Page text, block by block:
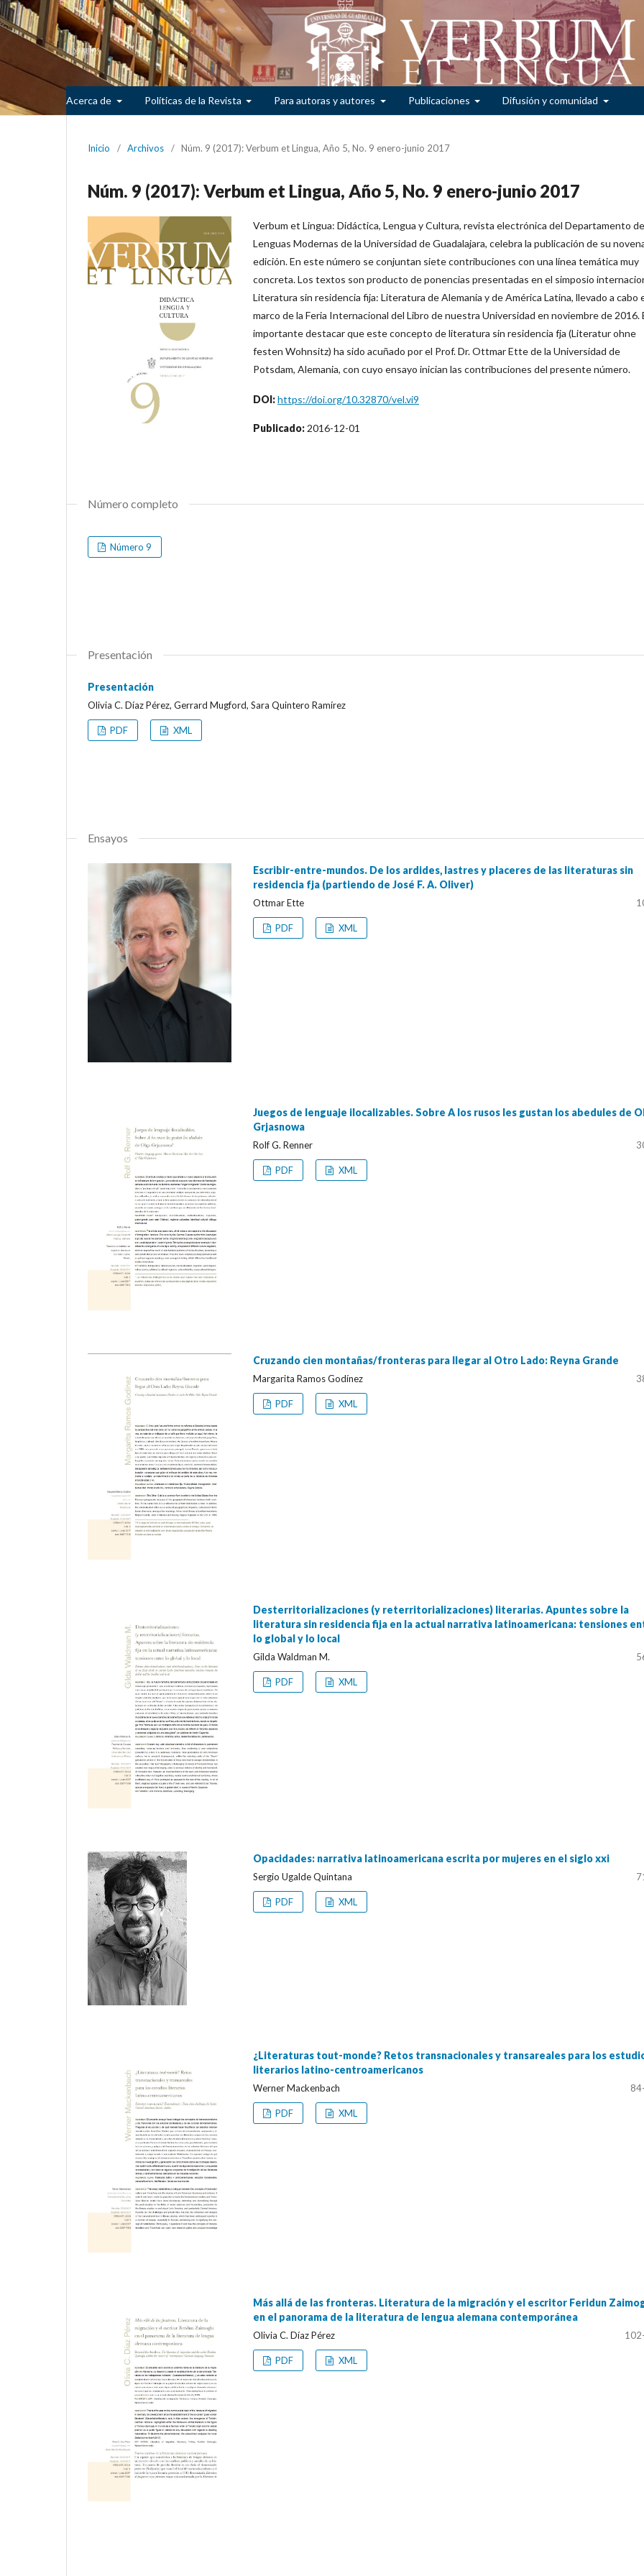
Acerca de Políticas de la Revista Para autoras y autores Publicaciones Difusión y comunidad
Inicio / Archivos / Núm. 9 (2017): Verbum et Lingua, Año 5, No. 9 enero-junio 2017
Núm. 9 (2017): Verbum et Lingua, Año 5, No. 9 enero-junio 2017
Verbum et Lingua: Didáctica, Lengua y Cultura, revista electrónica del Departamento de
Lenguas Modernas de la Universidad de Guadalajara, celebra la publicación de su
edición. En este número se conjuntan siete contribuciones con una línea temática muy
concreta. Los textos son producto de ponencias presentadas en el simposio
Literatura sin residencia fija: Literatura de Alemania y de América Latina, llevado a cabo
marco de la Feria Internacional del Libro de nuestra Universidad en noviembre de 2016.
importante destacar que este concepto de literatura sin residencia fja (Literatur ohne
festen Wohnsitz) ha sido acuñado por el Prof. Dr. Ottmar Ette de la Universidad de
Potsdam, Alemania, con cuyo ensayo inician las contribuciones del presente número.
DOI:https://doi.org/10.32870/vel.vi9
Publicado: 2016-12-01
Número completo
Número 9
Presentación
Presentación
Olivia C. Díaz Pérez, Gerrard Mugford, Sara Quintero Ramírez
PDF XML
Ensayos
Escribir-entre-mundos. De los ardides, lastres y placeres de las literaturas sin
residencia fja (partiendo de José F. A. Oliver)
Ottmar Ette
PDF XML
Juegos de lenguaje ilocalizables. Sobre A los rusos les gustan los abedules de
Grjasnowa
Rolf G. Renner
PDF XML
Cruzando cien montañas/fronteras para llegar al Otro Lado: Reyna Grande
Margarita Ramos Godínez
PDF XML
Desterritorializaciones (y reterritorializaciones) literarias. Apuntes sobre la
literatura sin residencia fija en la actual narrativa latinoamericana: tensiones
lo global y lo local
Gilda Waldman M.
PDF XML
Opacidades: narrativa latinoamericana escrita por mujeres en el siglo xxi
Sergio Ugalde Quintana
PDF XML
¿Literaturas tout-monde? Retos transnacionales y transareales para los
literarios latino-centroamericanos
Werner Mackenbach
PDF XML
Más allá de las fronteras. Literatura de la migración y el escritor Feridun
en el panorama de la literatura de lengua alemana contemporánea
Olivia C. Díaz Pérez
PDF XML